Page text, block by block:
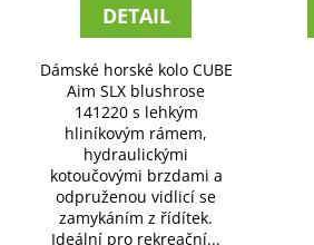
DETAIL
Dámské horské kolo CUBE
Aim SLX blushrose
141220 s lehkým
hliníkovým rámem,
hydraulickými
kotoučovými brzdami a
odpruženou vidlicí se
zamykáním z řídítek.
Ideální pro rekreační...